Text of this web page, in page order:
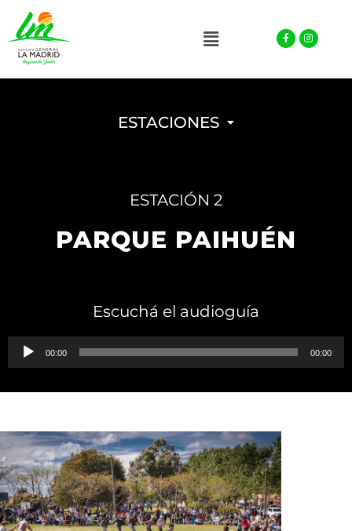
Menu Facebook-
f
Instagram
ESTACIONES
ESTACIÓN 2
PARQUE PAIHUÉN
Escuchá el audioguía
Reproductor
00:00 00:00